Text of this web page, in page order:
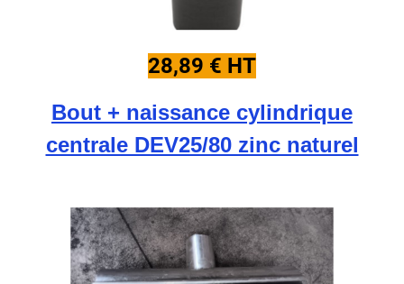
28,89 € HT
Bout + naissance cylindrique
centrale DEV25/80 zinc naturel